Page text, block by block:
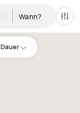
Wann? Alle
Dauer